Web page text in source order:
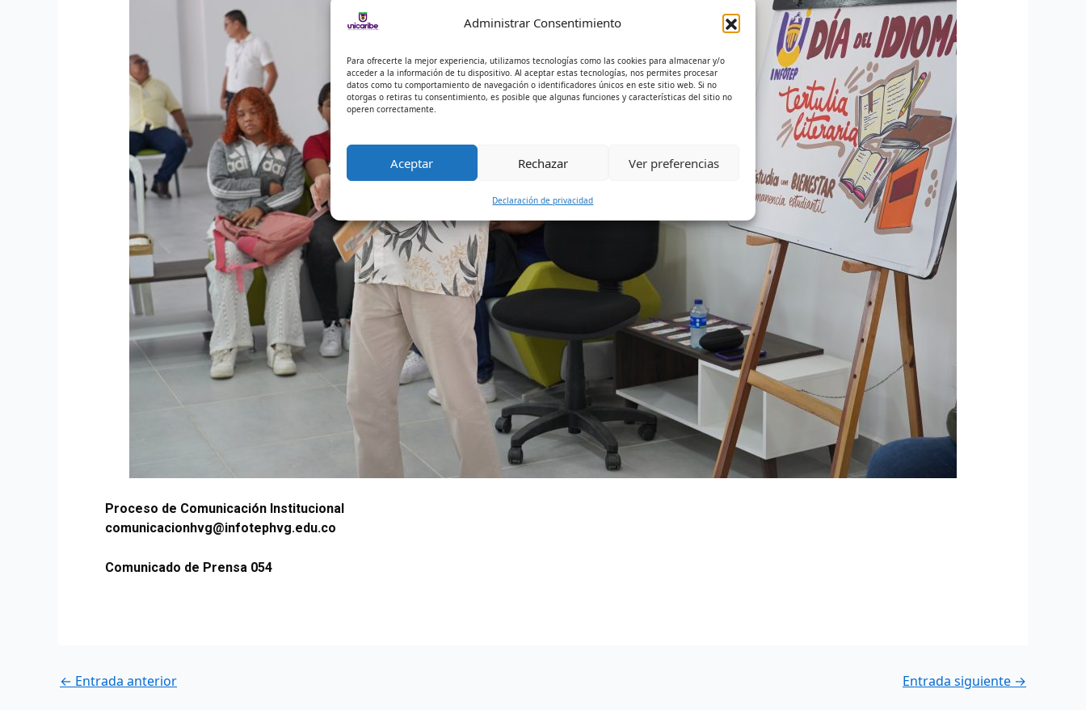
Administrar Consentimiento
Para ofrecerte la mejor experiencia, utilizamos tecnologías como las cookies para almacenar y/o
acceder a la información de tu dispositivo. Al aceptar estas tecnologías, nos permites procesar
datos como tu comportamiento de navegación o identificadores únicos en este sitio web. Si no
otorgas o retiras tu consentimiento, es posible que algunas funciones y características del sitio no
operen correctamente.
Aceptar Rechazar Ver preferencias
Declaración de privacidad
Proceso de Comunicación Institucional
comunicacionhvg@infotephvg.edu.co
Comunicado de Prensa 054
← Entrada anterior Entrada siguiente →